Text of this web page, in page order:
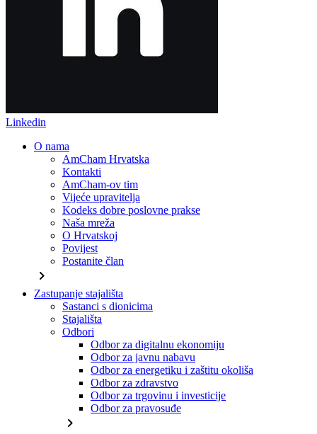
Linkedin
O nama
AmCham Hrvatska
Kontakti
AmCham-ov tim
Vijeće upravitelja
Kodeks dobre poslovne prakse
Naša mreža
O Hrvatskoj
Povijest
Postanite član
chevron_right
Zastupanje stajališta
Sastanci s dionicima
Stajališta
Odbori
Odbor za digitalnu ekonomiju
Odbor za javnu nabavu
Odbor za energetiku i zaštitu okoliša
Odbor za zdravstvo
Odbor za trgovinu i investicije
Odbor za pravosuđe
chevron_right